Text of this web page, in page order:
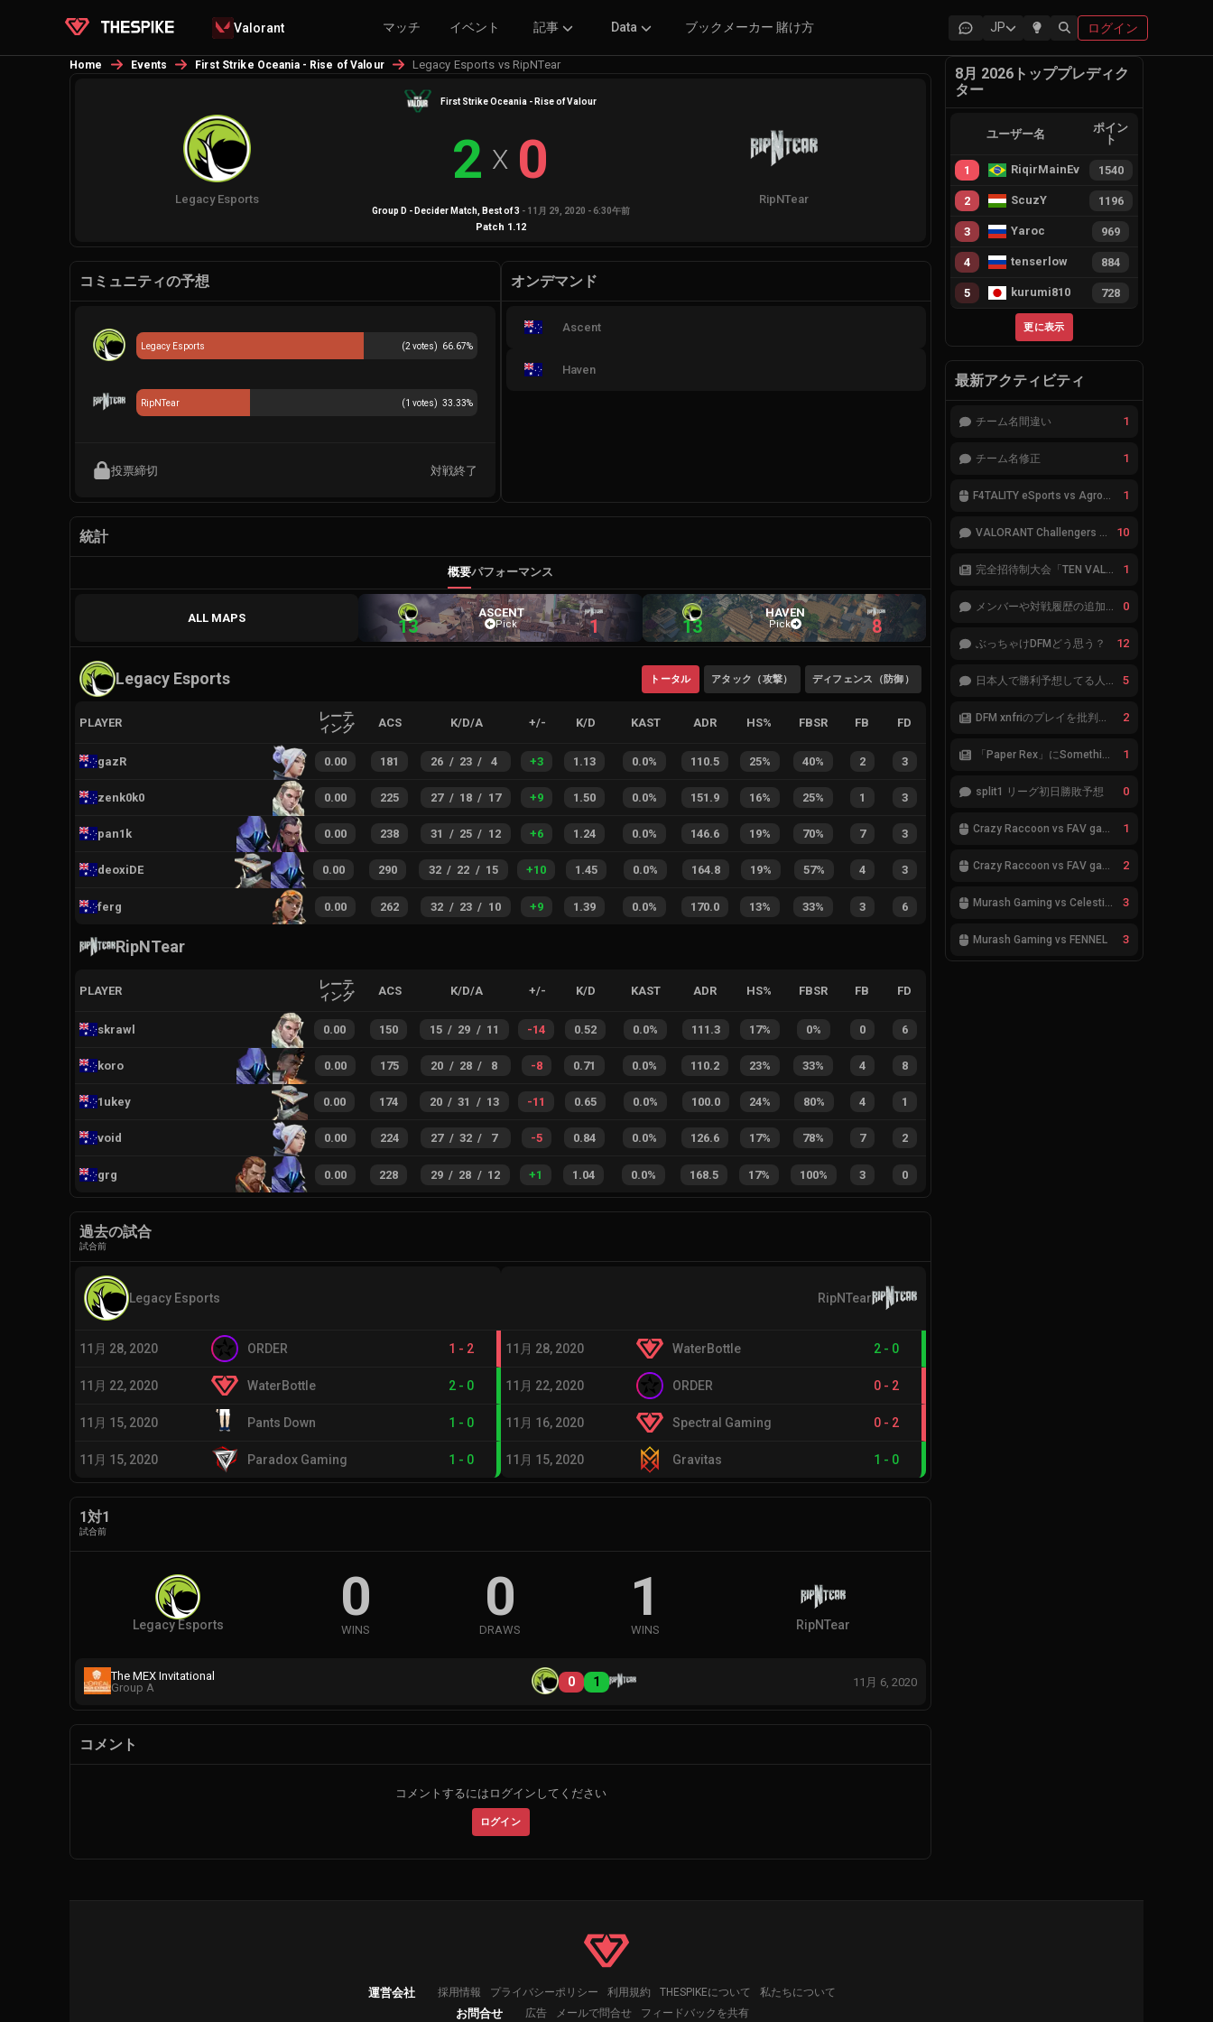
Valorant マッチ イベント 記事 Data ブックメーカー 賭け方 JP ログイン
Home Events First Strike Oceania - Rise of Valour Legacy Esports vs RipNTear
First Strike Oceania - Rise of Valour
Legacy Esports
2 X 0
RipNTear
Group D - Decider Match, Best of3 - 11月 29, 2020 - 6:30午前
Patch 1.12
コミュニティの予想
(2 votes) 66.67%
Legacy Esports
(1 votes) 33.33%
RipNTear
投票締切 対戦終了
オンデマンド
Ascent
Haven
統計
概要パフォーマンス
ALL MAPS 13
ASCENT
Pick 1 13
HAVEN
Pick 8
Legacy Esports トータル アタック（攻撃） ディフェンス（防御）
PLAYER
レーテ
ィング
ACS K/D/A +/- K/D KAST ADR HS% FBSR FB FD
gazR 0.00 181 26 / 23 / 4 +3 1.13 0.0% 110.5 25% 40% 2 3
zenk0k0 0.00 225 27 / 18 / 17 +9 1.50 0.0% 151.9 16% 25% 1 3
pan1k 0.00 238 31 / 25 / 12 +6 1.24 0.0% 146.6 19% 70% 7 3
deoxiDE 0.00 290 32 / 22 / 15 +10 1.45 0.0% 164.8 19% 57% 4 3
ferg 0.00 262 32 / 23 / 10 +9 1.39 0.0% 170.0 13% 33% 3 6
RipNTear
PLAYER
レーテ
ィング
ACS K/D/A +/- K/D KAST ADR HS% FBSR FB FD
skrawl 0.00 150 15 / 29 / 11 -14 0.52 0.0% 111.3 17% 0% 0 6
koro 0.00 175 20 / 28 / 8 -8 0.71 0.0% 110.2 23% 33% 4 8
1ukey 0.00 174 20 / 31 / 13 -11 0.65 0.0% 100.0 24% 80% 4 1
void 0.00 224 27 / 32 / 7 -5 0.84 0.0% 126.6 17% 78% 7 2
grg 0.00 228 29 / 28 / 12 +1 1.04 0.0% 168.5 17% 100% 3 0
過去の試合
試合前
Legacy Esports
11月 28, 2020 ORDER 1 - 2
11月 22, 2020 WaterBottle 2 - 0
11月 15, 2020 Pants Down 1 - 0
11月 15, 2020 Paradox Gaming 1 - 0
RipNTear
11月 28, 2020 WaterBottle 2 - 0
11月 22, 2020 ORDER 0 - 2
11月 16, 2020 Spectral Gaming 0 - 2
11月 15, 2020 Gravitas 1 - 0
1対1
試合前
Legacy Esports 0
WINS
0
DRAWS
1
WINS RipNTear
The MEX Invitational
Group A
0 1 11月 6, 2020
コメント
コメントするにはログインしてください
ログイン
8月 2026トッププレディク
ター
ユーザー名
ポイン
ト
1 RiqirMainEvie 1540
2 ScuzY 1196
3 Yaroc 969
4 tenserlow 884
5 kurumi810 728
更に表示
最新アクティビティ
チーム名間違い 1
チーム名修正 1
F4TALITY eSports vs Agropesca Jacaré 1
VALORANT Challengers 2023: Japan Split 1 MAIN STAGE TIER表 10
完全招待制大会「TEN VALORANT Global Invitaional 2023」が韓国で開催 1
メンバーや対戦履歴の追加が必要です。 0
ぶっちゃけDFMどう思う？ 12
日本人で勝利予想してる人集合 5
DFM xnfriのプレイを批判したアナリストにFnatic Boasterが反応「DFMは仕組みの強化が必要なだけ」 2
「Paper Rex」にSomethingが加入 1
split1 リーグ初日勝敗予想 0
Crazy Raccoon vs FAV gaming 1
Crazy Raccoon vs FAV gaming 2
Murash Gaming vs Celestials 3
Murash Gaming vs FENNEL 3
運営会社 採用情報 プライバシーポリシー 利用規約 THESPIKEについて 私たちについて
お問合せ 広告 メールで問合せ フィードバックを共有